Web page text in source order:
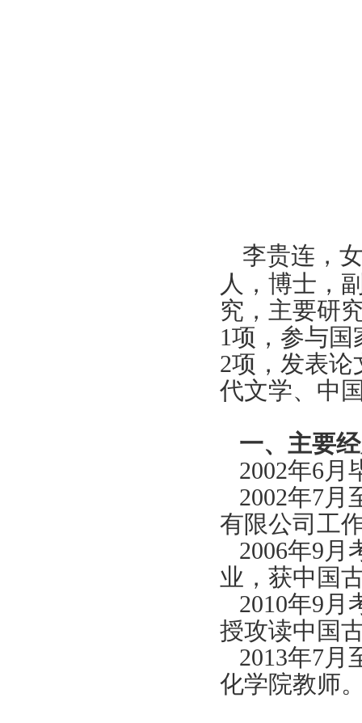
李贵连，
人，博士，
究，主要研
1项，参与国
2项，发表
代文学、中
一、主要
2002年6 月
2002年7月
有限公司工
2006年9 月
业，获中国
2010年9 月
授攻读中国
2013年7月
化学院教师